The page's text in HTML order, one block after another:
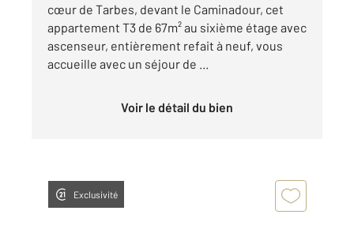
cœur de Tarbes, devant le Caminadour, cet
appartement T3 de 67m² au sixième étage avec
ascenseur, entièrement refait à neuf, vous
accueille avec un séjour de ...
Voir le détail du bien
Exclusivité